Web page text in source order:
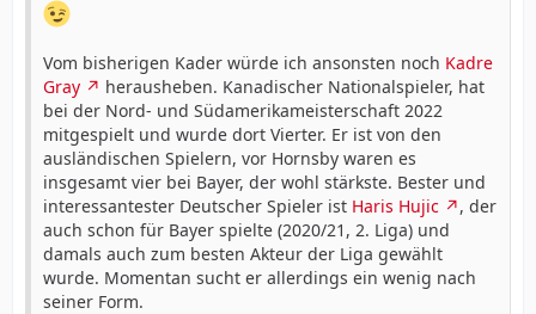
Vom bisherigen Kader würde ich ansonsten noch Kadre
Gray
herausheben. Kanadischer Nationalspieler, hat
bei der Nord- und Südamerikameisterschaft 2022
mitgespielt und wurde dort Vierter. Er ist von den
ausländischen Spielern, vor Hornsby waren es
insgesamt vier bei Bayer, der wohl stärkste. Bester und
interessantester Deutscher Spieler ist Haris Hujic
, der
auch schon für Bayer spielte (2020/21, 2. Liga) und
damals auch zum besten Akteur der Liga gewählt
wurde. Momentan sucht er allerdings ein wenig nach
seiner Form.